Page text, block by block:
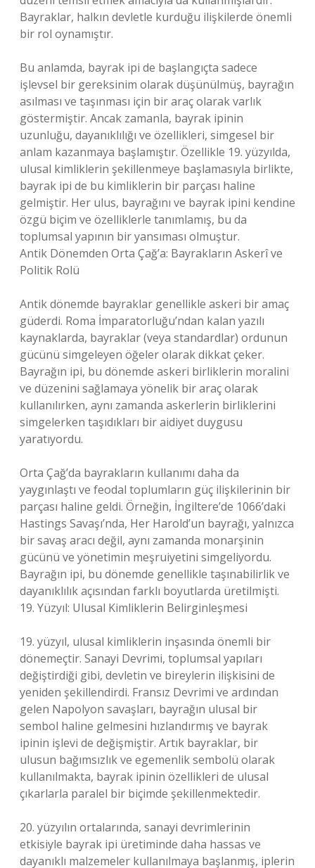
Bayraklar, halkın devletle kurduğu ilişkilerde önemli
bir rol oynamıştır.
Bu anlamda, bayrak ipi de başlangıçta sadece
işlevsel bir gereksinim olarak düşünülmüş, bayrağın
asılması ve taşınması için bir araç olarak varlık
göstermiştir. Ancak zamanla, bayrak ipinin
uzunluğu, dayanıklılığı ve özellikleri, simgesel bir
anlam kazanmaya başlamıştır. Özellikle 19. yüzyılda,
ulusal kimliklerin şekillenmeye başlamasıyla birlikte,
bayrak ipi de bu kimliklerin bir parçası haline
gelmiştir. Her ulus, bayrağını ve bayrak ipini kendine
özgü biçim ve özelliklerle tanımlamış, bu da
toplumsal yapının bir yansıması olmuştur.
Antik Dönemden Orta Çağ’a: Bayrakların Askerî ve
Politik Rolü
Antik dönemde bayraklar genellikle askeri bir amaç
güderdi. Roma İmparatorluğu’ndan kalan yazılı
kaynaklarda, bayraklar (veya standardlar) ordunun
gücünü simgeleyen öğeler olarak dikkat çeker.
Bayrağın ipi, bu dönemde askeri birliklerin moralini
ve düzenini sağlamaya yönelik bir araç olarak
kullanılırken, aynı zamanda askerlerin birliklerini
simgelerken taşıdıkları bir aidiyet duygusu
yaratıyordu.
Orta Çağ’da bayrakların kullanımı daha da
yaygınlaştı ve feodal toplumların güç ilişkilerinin bir
parçası haline geldi. Örneğin, İngiltere’de 1066’daki
Hastings Savaşı’nda, Her Harold’un bayrağı, yalnızca
bir savaş aracı değil, aynı zamanda monarşinin
gücünü ve yönetimin meşruiyetini simgeliyordu.
Bayrağın ipi, bu dönemde genellikle taşınabilirlik ve
dayanıklılık açısından farklı boyutlarda üretilmişti.
19. Yüzyıl: Ulusal Kimliklerin Belirginleşmesi
19. yüzyıl, ulusal kimliklerin inşasında önemli bir
dönemeçtir. Sanayi Devrimi, toplumsal yapıları
değiştirdiği gibi, devletin ve bireylerin ilişkisini de
yeniden şekillendirdi. Fransız Devrimi ve ardından
gelen Napolyon savaşları, bayrağın ulusal bir
sembol haline gelmesini hızlandırmış ve bayrak
ipinin işlevi de değişmiştir. Artık bayraklar, bir
ulusun bağımsızlık ve egemenlik sembolü olarak
kullanılmakta, bayrak ipinin özellikleri de ulusal
çıkarlarla paralel bir biçimde şekillenmektedir.
20. yüzyılın ortalarında, sanayi devrimlerinin
etkisiyle bayrak ipi üretiminde daha hassas ve
dayanıklı malzemeler kullanılmaya başlanmış, iplerin